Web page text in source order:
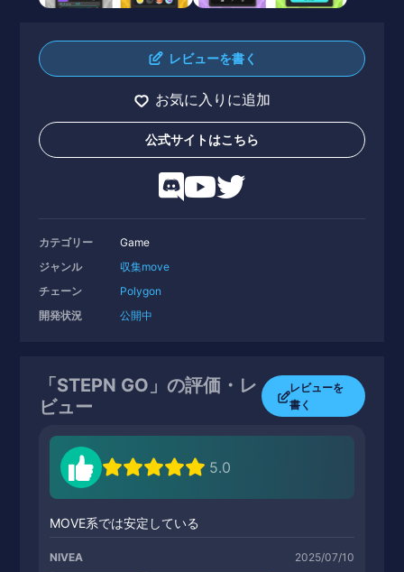
レビューを書く
お気に入りに追加
公式サイトはこちら
カテゴリー
Game
ジャンル
収集move
チェーン
Polygon
開発状況
公開中
「STEPN GO」の評価・レ
ビュー
レビューを
書く
5.0
MOVE系では安定している
NIVEA
2025/07/10